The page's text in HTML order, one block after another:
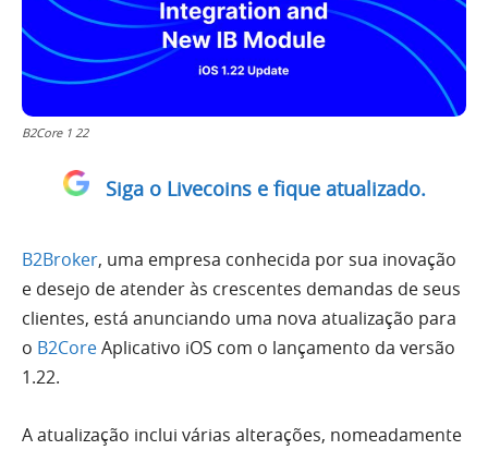
B2Core 1 22
Siga o Livecoins e fique atualizado.
B2Broker, uma empresa conhecida por sua inovação
e desejo de atender às crescentes demandas de seus
clientes, está anunciando uma nova atualização para
o B2CoreAplicativo iOS com o lançamento da versão
1.22.
A atualização inclui várias alterações, nomeadamente